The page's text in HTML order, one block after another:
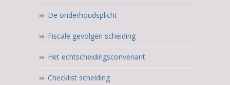
De onderhoudsplicht
Fiscale gevolgen scheiding
Het echtscheidingsconvenant
Checklist scheiding